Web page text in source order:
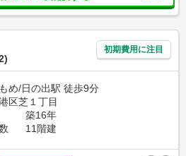
初期費用に注目
め/日の出駅 徒歩9分
区芝１丁目
築16年
11階建